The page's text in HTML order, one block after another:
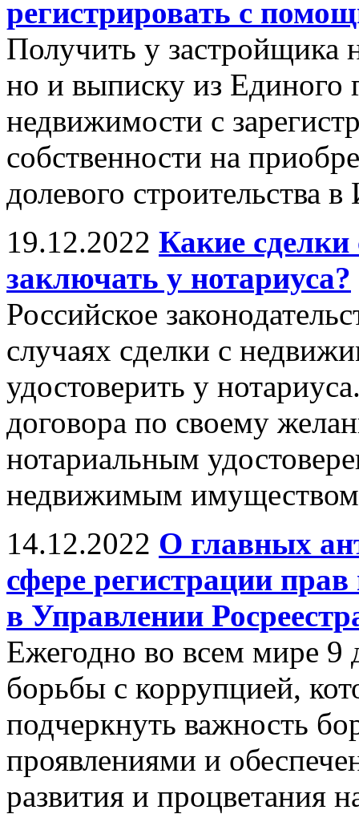
регистрировать с
Получить у застройщика
но и выписку из Единого
недвижимости с
собственности на
долевого строительства
19.12.2022 Какие
заключать у нотариуса?
Российское
случаях сделки с
удостоверить у
договора по своему
нотариальным
недвижимым
14.12.2022 О главных
сфере регистрации
в Управлении
Ежегодно во всем мире 9
борьбы с коррупцией,
подчеркнуть важность
проявлениями и
развития и процветания